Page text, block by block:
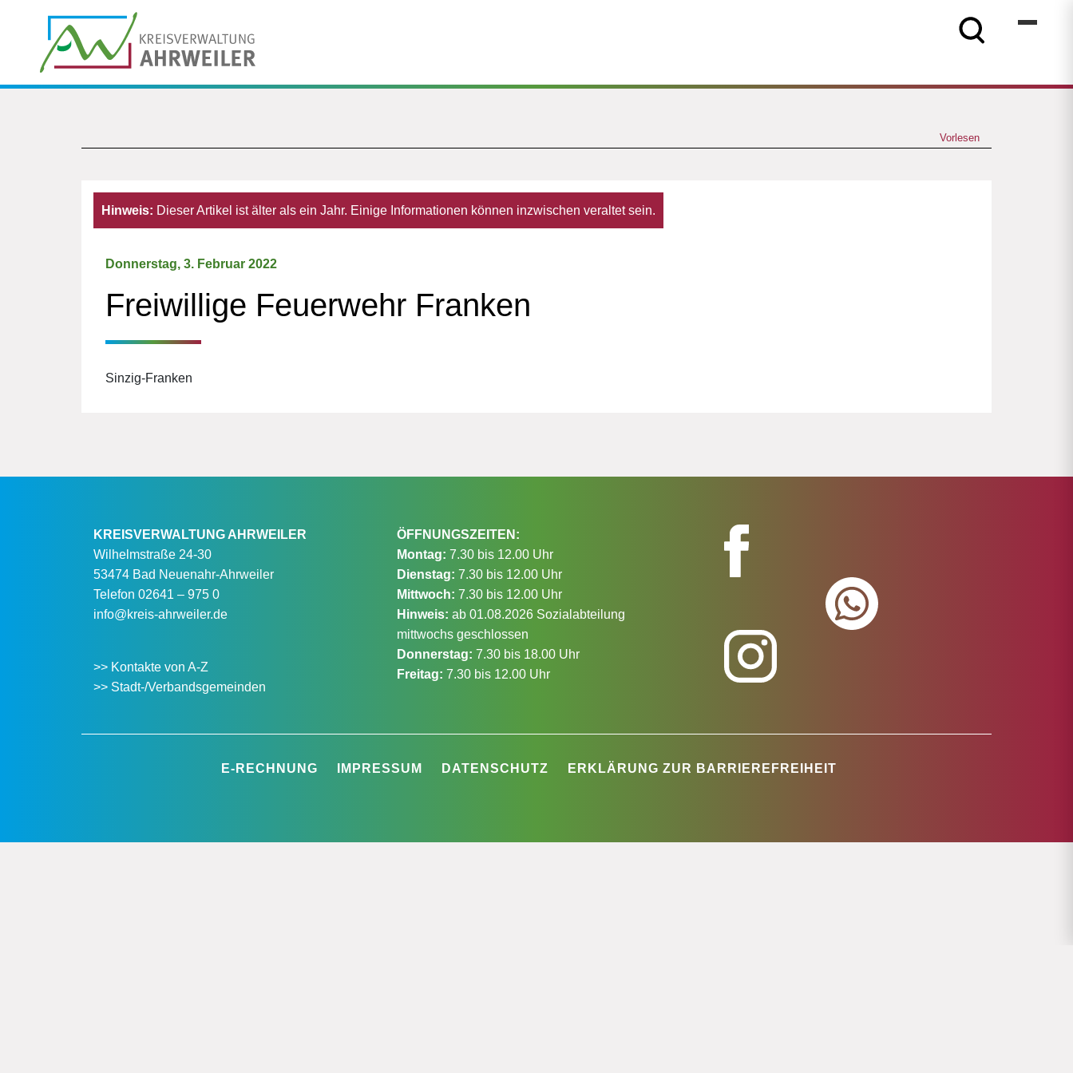
Vorlesen
Hinweis: Dieser Artikel ist älter als ein Jahr. Einige Informationen können inzwischen veraltet sein.
Donnerstag, 3. Februar 2022
Freiwillige Feuerwehr Franken
Sinzig-Franken
KREISVERWALTUNG AHRWEILER
Wilhelmstraße 24-30
53474 Bad Neuenahr-Ahrweiler
Telefon 02641 – 975 0
info@kreis-ahrweiler.de
>> Kontakte von A-Z
>> Stadt-/Verbandsgemeinden
ÖFFNUNGSZEITEN:
Montag: 7.30 bis 12.00 Uhr
Dienstag: 7.30 bis 12.00 Uhr
Mittwoch: 7.30 bis 12.00 Uhr
Hinweis: ab 01.08.2026 Sozialabteilung
mittwochs geschlossen
Donnerstag: 7.30 bis 18.00 Uhr
Freitag: 7.30 bis 12.00 Uhr
E-RECHNUNG IMPRESSUM DATENSCHUTZ ERKLÄRUNG ZUR BARRIEREFREIHEIT